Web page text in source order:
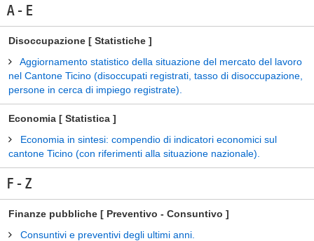
A - E
Disoccupazione [ Statistiche ]
Aggiornamento statistico della situazione del mercato del lavoro
nel Cantone Ticino (disoccupati registrati, tasso di disoccupazione,
persone in cerca di impiego registrate).
Economia [ Statistica ]
Economia in sintesi: compendio di indicatori economici sul
cantone Ticino (con riferimenti alla situazione nazionale).
F - Z
Finanze pubbliche [ Preventivo - Consuntivo ]
Consuntivi e preventivi degli ultimi anni.